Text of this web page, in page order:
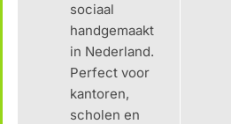
sociaal
handgemaakt
in Nederland.
Perfect voor
kantoren,
scholen en